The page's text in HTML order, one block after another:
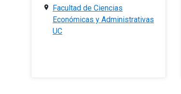
Facultad de Ciencias
Económicas y Administrativas
UC